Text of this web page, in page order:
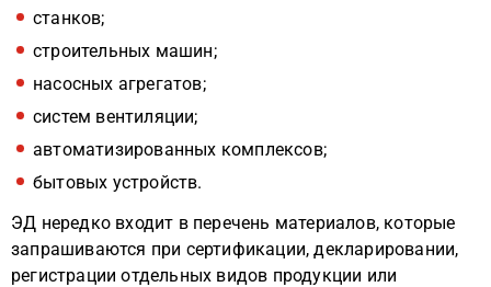
станков;
строительных машин;
насосных агрегатов;
систем вентиляции;
автоматизированных комплексов;
бытовых устройств.
ЭД нередко входит в перечень материалов, которые
запрашиваются при сертификации, декларировании,
регистрации отдельных видов продукции или